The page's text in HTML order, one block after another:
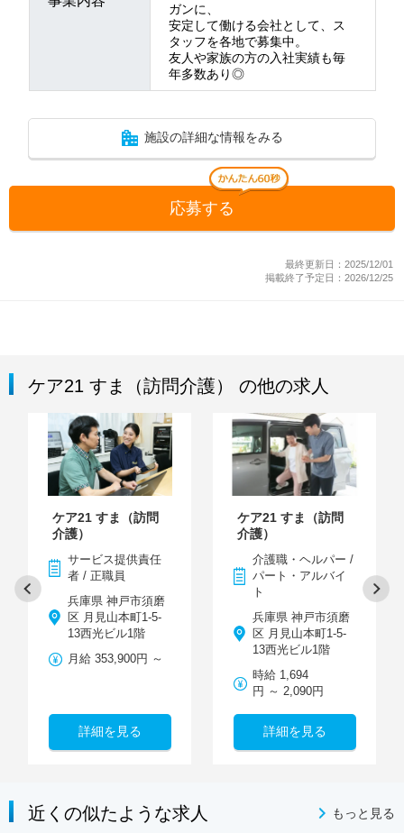
ガンに、
安定して働ける会社として、ス
タッフを各地で募集中。
友人や家族の方の入社実績も毎
年多数あり◎
施設の詳細な情報をみる
応募する
最終更新日：2025/12/01
掲載終了予定日：2026/12/25
ケア21 すま（訪問介護） の他の求人
ケア21 すま（訪問
介護）
サービス提供責任
者 / 正職員
兵庫県 神戸市須磨
区 月見山本町1-5-
13西光ビル1階
月給 353,900円 ～
詳細を見る
ケア21 すま（訪問
介護）
介護職・ヘルパー /
パート・アルバイ
ト
兵庫県 神戸市須磨
区 月見山本町1-5-
13西光ビル1階
時給 1,694
円 ～ 2,090円
詳細を見る
近くの似たような求人 もっと見る